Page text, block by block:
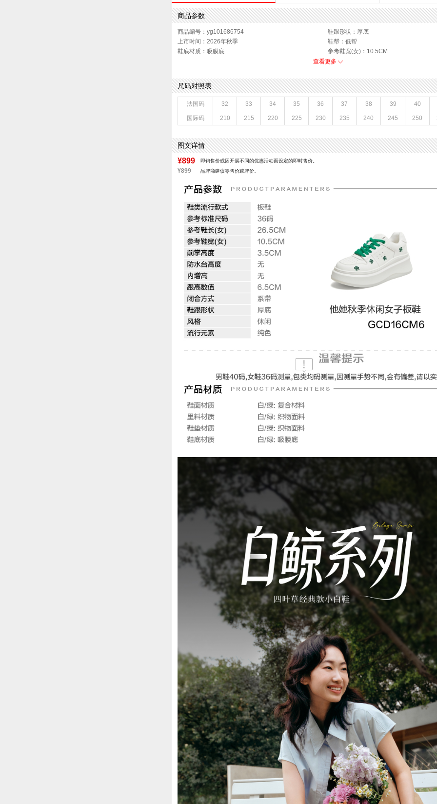
商品参数
商品编号：yg101686754
鞋跟形状：厚底
上市时间：2026年秋季
鞋帮：低帮
鞋底材质：吸膜底
参考鞋宽(女)：10.5CM
鞋类流行款式：板鞋
前掌高度：3.5CM
款式季节：秋季
配跟：无
鞋垫材质：织物面料
鞋头款式：圆头
鞋面材质：复合材料
鞋面图案：纯色
参考鞋长(女)：26.5CM
适用人群：女子
制鞋工艺：胶贴皮鞋
皮质特征：软面皮
里料材质：织物面料
防水台高度：无
风格：休闲
查看更多
尺码对照表
法国码 32 33 34 35 36 37 38 39 40
国际码 210 215 220 225 230 235 240 245 250
图文详情
¥899 即销售价或因开展不同的优惠活动而设定的即时售价。
¥899 品牌商建议零售价或牌价。